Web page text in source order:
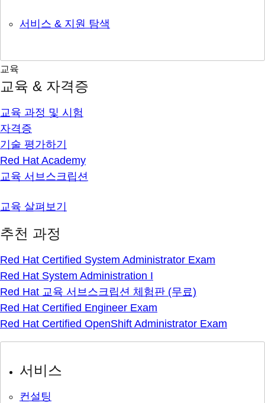
서비스 & 지원 탐색
교육
교육 & 자격증
교육 과정 및 시험
자격증
기술 평가하기
Red Hat Academy
교육 서브스크립션
교육 살펴보기
추천 과정
Red Hat Certified System Administrator Exam
Red Hat System Administration I
Red Hat 교육 서브스크립션 체험판 (무료)
Red Hat Certified Engineer Exam
Red Hat Certified OpenShift Administrator Exam
서비스
컨설팅